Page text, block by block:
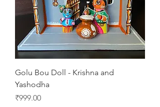
Golu Bou Doll - Krishna and
Yashodha
मूल्य
₹999.00